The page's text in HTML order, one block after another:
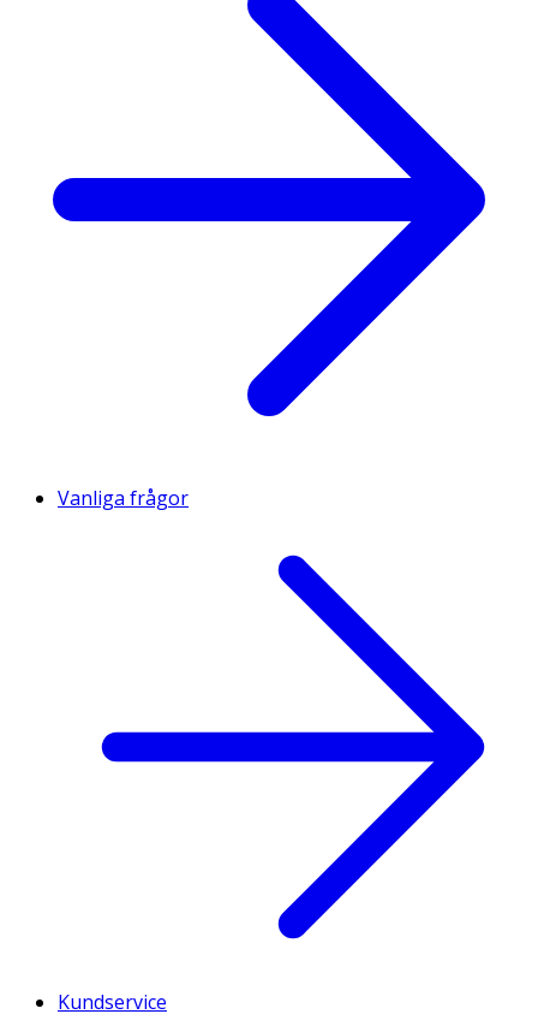
Vanliga frågor
Kundservice